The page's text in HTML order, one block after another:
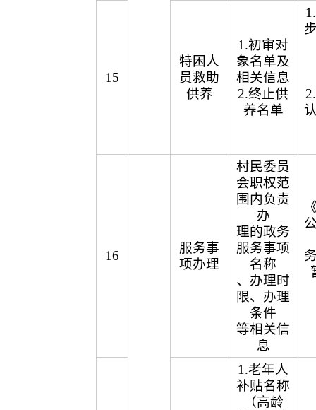
15
特困人
员救助
供养
1.初审对
象名单及
相关信息
2.终止供
养名单
16
服务事
项办理
村民委员
会职权范
围内负责
办
理的政务
服务事项
名称
、办理时
限、办理
条件
等相关信
息
1.老年人
补贴名称
（高龄